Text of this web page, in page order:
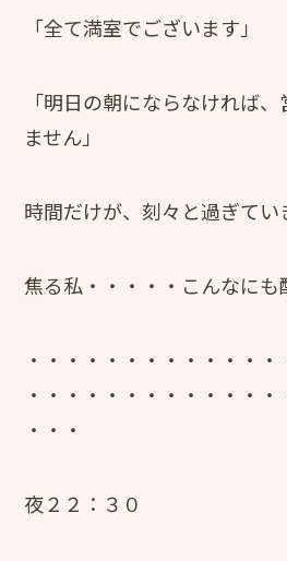
「全て満室でございます」
「明日の朝にならなければ
ません」
時間だけが、刻々と過ぎてい
焦る私・・・・・こんなにも
・・・・・・・・・・・・・
・・・・・・・・・・・・・
・・・
夜２２：３０